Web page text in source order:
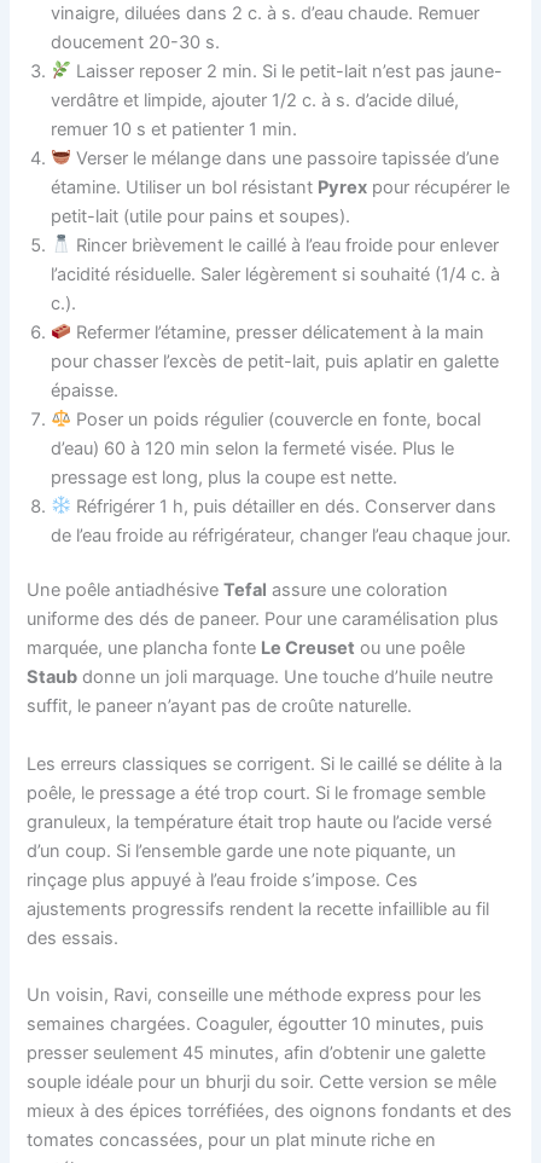
vinaigre, diluées dans 2 c. à s. d’eau chaude. Remuer
doucement 20-30 s.
Laisser reposer 2 min. Si le petit-lait n’est pas jaune-
verdâtre et limpide, ajouter 1/2 c. à s. d’acide dilué,
remuer 10 s et patienter 1 min.
Verser le mélange dans une passoire tapissée d’une
étamine. Utiliser un bol résistant Pyrex pour récupérer le
petit-lait (utile pour pains et soupes).
Rincer brièvement le caillé à l’eau froide pour enlever
l’acidité résiduelle. Saler légèrement si souhaité (1/4 c. à
c.).
Refermer l’étamine, presser délicatement à la main
pour chasser l’excès de petit-lait, puis aplatir en galette
épaisse.
Poser un poids régulier (couvercle en fonte, bocal
d’eau) 60 à 120 min selon la fermeté visée. Plus le
pressage est long, plus la coupe est nette.
Réfrigérer 1 h, puis détailler en dés. Conserver dans
de l’eau froide au réfrigérateur, changer l’eau chaque jour.
Une poêle antiadhésiveTefal assure une coloration
uniforme des dés de paneer. Pour une caramélisation plus
marquée, une plancha fonte Le Creuset ou une poêle
Staub donne un joli marquage. Une touche d’huile neutre
suffit, le paneer n’ayant pas de croûte naturelle.
Les erreurs classiques se corrigent. Si le caillé se délite à la
poêle, le pressage a été trop court. Si le fromage semble
granuleux, la température était trop haute ou l’acide versé
d’un coup. Si l’ensemble garde une note piquante, un
rinçage plus appuyé à l’eau froide s’impose. Ces
ajustements progressifs rendent la recette infaillible au fil
des essais.
Un voisin, Ravi, conseille une méthode express pour les
semaines chargées. Coaguler, égoutter 10 minutes, puis
presser seulement 45 minutes, afin d’obtenir une galette
souple idéale pour un bhurji du soir. Cette version se mêle
mieux à des épices torréfiées, des oignons fondants et des
tomates concassées, pour un plat minute riche en